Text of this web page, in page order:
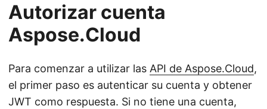
Autorizar cuenta
Aspose.Cloud
Para comenzar a utilizar las API de Aspose.Cloud,
el primer paso es autenticar su cuenta y obtener
JWT como respuesta. Si no tiene una cuenta,